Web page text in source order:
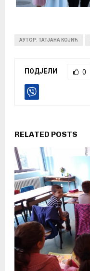
АУТОР: ТАТЈАНА КОЈИЋ
ПОДЈЕЛИ 0
RELATED POSTS